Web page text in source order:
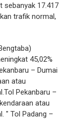
sebanyak 17.417
trafik normal,
45,02%
– Dumai
atau
Pekanbaru –
atau
" Tol Padang –